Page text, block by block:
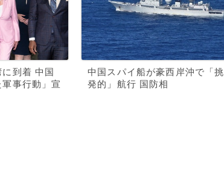
到着 中国
事行動」宣
中国スパイ船が豪西岸沖で「挑
発的」航行 国防相